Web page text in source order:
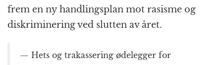
frem en ny handlingsplan mot rasisme og
diskriminering ved slutten av året.
— Hets og trakassering ødelegger for